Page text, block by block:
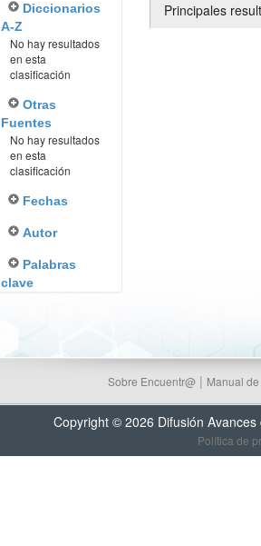
Diccionarios
A-Z
No hay resultados
en esta
clasificación
Otras
Fuentes
No hay resultados
en esta
clasificación
Fechas
Autor
Palabras
clave
Principales
Sobre Encuentr@ | Manual
Copyright © 2026 Difusión
Política de